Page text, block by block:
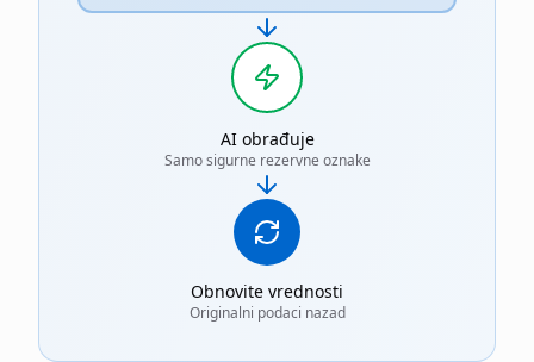
AI obrađuje
Samo sigurne rezervne oznake
Obnovite vrednosti
Originalni podaci nazad